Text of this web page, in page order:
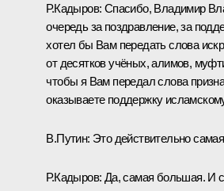
Р.Кадыров: Спасибо, Владимир
очередь за поздравление, за
хотел бы Вам передать слова
от десятков учёных, алимов,
чтобы я Вам передал слова
оказываете поддержку
В.Путин: Это действительно
Р.Кадыров: Да, самая большая. И